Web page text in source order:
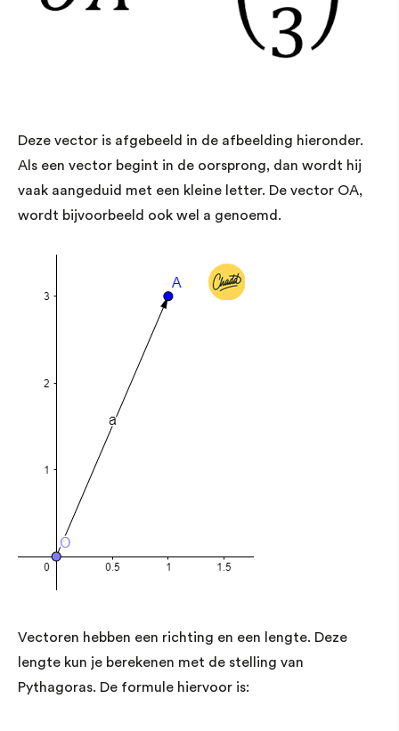
Deze vector is afgebeeld in de afbeelding hieronder.
Als een vector begint in de oorsprong, dan wordt hij
vaak aangeduid met een kleine letter. De vector OA,
wordt bijvoorbeeld ook wel a genoemd.
Vectoren hebben een richting en een lengte. Deze
lengte kun je berekenen met de stelling van
Pythagoras. De formule hiervoor is: